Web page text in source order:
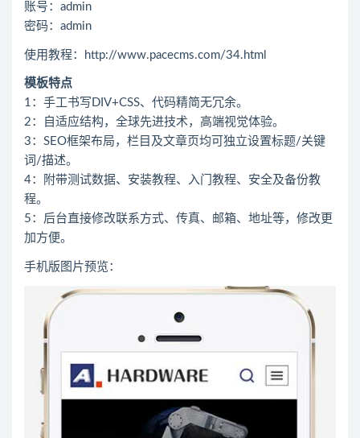
账号：admin
密码：admin
使用教程：http://www.pacecms.com/34.html
模板特点
1：手工书写DIV+CSS、代码精简无冗余。
2：自适应结构，全球先进技术，高端视觉体验。
3：SEO框架布局，栏目及文章页均可独立设置标题/关键
词/描述。
4：附带测试数据、安装教程、入门教程、安全及备份教
程。
5：后台直接修改联系方式、传真、邮箱、地址等，修改更
加方便。
手机版图片预览：